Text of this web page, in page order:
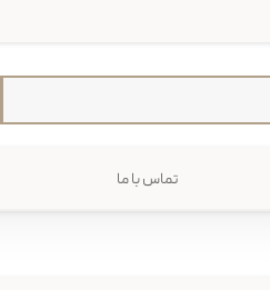
تماس با ما